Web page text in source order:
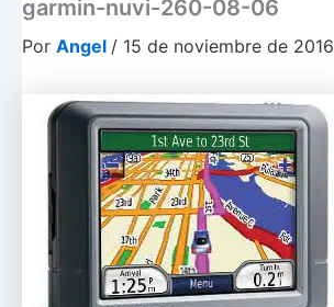
garmin-nuvi-260-08-06
Por Angel / 15 de noviembre de 2016